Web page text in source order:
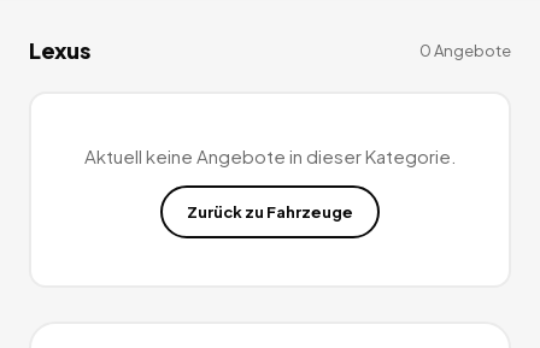
Lexus 0Angebote
Aktuell keine Angebote in dieser Kategorie.
Zurück zu Fahrzeuge